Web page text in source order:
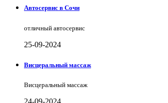
Автосервис в Сочи
отличный автосервис
25-09-2024
Висцеральный массаж
Висцеральный массаж
24-09-2024